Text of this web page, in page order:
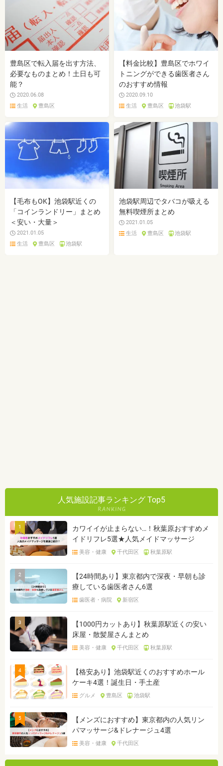
豊島区で転入届を出す方法、
必要なものまとめ！土日も可
能？
2020.06.08
生活
豊島区
【料金比較】豊島区でホワイ
トニングができる歯医者さん
のおすすめ情報
2020.09.10
生活
豊島区 池袋駅
【毛布もOK】池袋駅近くの
「コインランドリー」まとめ
＜安い・大量＞
2021.01.05
生活
豊島区 池袋駅
池袋駅周辺でタバコが吸える
無料喫煙所まとめ
2021.01.05
生活
豊島区 池袋駅
人気施設記事ランキング Top5
1
カワイイが止まらない…！秋葉原おすすめメ
イドリフレ5選★人気メイドマッサージ
美容・健康 千代田区 秋葉原駅
2
【24時間あり】東京都内で深夜・早朝も診
療している歯医者さん6選
歯医者・病院 新宿区
3
【1000円カットあり】秋葉原駅近くの安い
床屋・散髪屋さんまとめ
美容・健康 千代田区 秋葉原駅
4
【格安あり】池袋駅近くのおすすめホール
ケーキ4選！誕生日・手土産
グルメ 豊島区 池袋駅
5
【メンズにおすすめ】東京都内の人気リン
パマッサージ&ドレナージュ4選
美容・健康 千代田区